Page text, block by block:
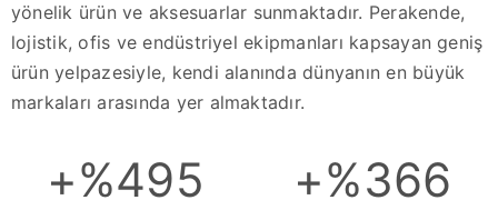
yönelik ürün ve aksesuarlar sunmaktadır. Perakende,
lojistik, ofis ve endüstriyel ekipmanları kapsayan geniş
ürün yelpazesiyle, kendi alanında dünyanın en büyük
markaları arasında yer almaktadır.
+%495 +%366